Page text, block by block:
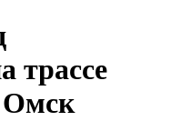
трассе
Омск